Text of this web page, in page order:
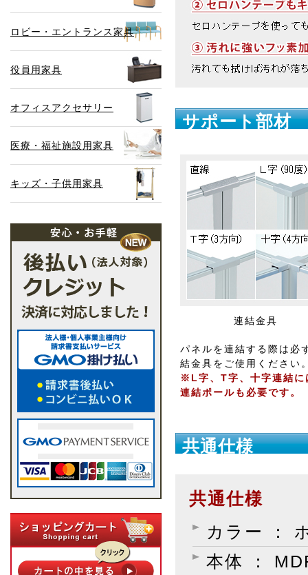
サポート部材
連結金具
パネルを連結する際は必
結金具をご使用ください
※L字、T字、十字連結に
連結ポールも必要です。
共通仕様
共通仕様
カラー ：
本体 ：
ロビー・エントランス家具
役員用家具
オフィスアクセサリー
医療・福祉施設用家具
キッズ・子供用家具